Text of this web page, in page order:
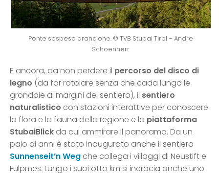
Ponte sospeso arancione. © TVB Stubai Tirol – Andre
Schoenherr
E ancora, da non perdere il percorso del disco di
legno (da far rotolare senza che cada lungo le
grondaie ai margini del sentiero), il sentiero
naturalistico con stazioni interattive per conoscere
la flora e la fauna della regione e la piattaforma
StubaiBlick da cui ammirare il panorama. Da un
paio di anni è stato inaugurato anche il sentiero
Sunnenseit’n Weg che collega i villaggi di Neustift e
Fulpmes. Lungo i suoi otto km si incrocia anche uno